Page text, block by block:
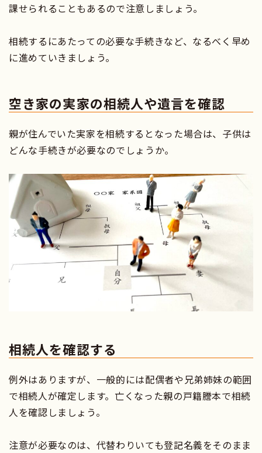
課せられることもあるので注意しましょう。
相続するにあたっての必要な手続きなど、なるべく早め
に進めていきましょう。
空き家の実家の相続人や遺言を確認
親が住んでいた実家を相続するとなった場合は、子供は
どんな手続きが必要なのでしょうか。
相続人を確認する
例外はありますが、一般的には配偶者や兄弟姉妹の範囲
で相続人が確定します。亡くなった親の戸籍謄本で相続
人を確認しましょう。
注意が必要なのは、代替わりいても登記名義をそのまま